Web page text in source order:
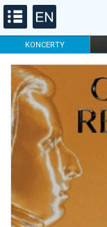
KONCERTY
FILHARMONIA
DLA DZIECI